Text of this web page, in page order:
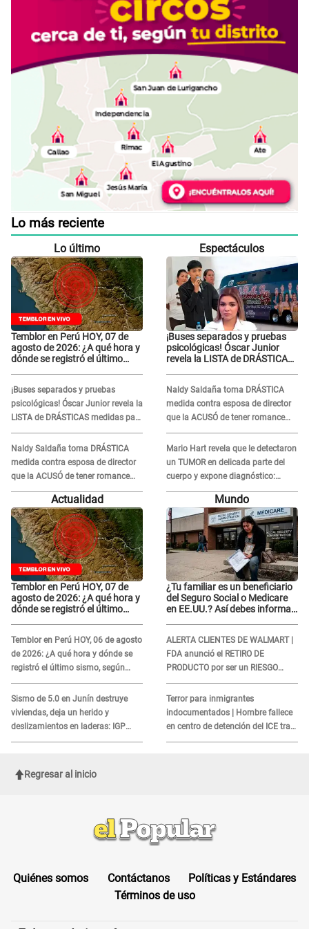
Lo más reciente
Lo último
Temblor en Perú HOY, 07 de
agosto de 2026: ¿A qué hora y
dónde se registró el último
¡Buses separados y pruebas
psicológicas! Óscar Junior revela la
LISTA de DRÁSTICAS medidas para
prevenir acoso en 'La Bella Luz' tras
caso Naldy Saldaña
Naldy Saldaña toma DRÁSTICA
medida contra esposa de director
que la ACUSÓ de tener romance
con él: "Muy triste..."
Espectáculos
¡Buses separados y pruebas
psicológicas! Óscar Junior
revela la LISTA de DRÁSTICAS
Naldy Saldaña
Naldy Saldaña toma DRÁSTICA
medida contra esposa de director
que la ACUSÓ de tener romance
con él: "Muy triste..."
Mario Hart revela que le detectaron
un TUMOR en delicada parte del
cuerpo y expone diagnóstico:
"Dolores muy fuertes..."
Actualidad
Temblor en Perú HOY, 07 de
agosto de 2026: ¿A qué hora y
dónde se registró el último
Temblor en Perú HOY, 06 de agosto
de 2026: ¿A qué hora y dónde se
registró el último sismo, según
IGP?
Sismo de 5.0 en Junín destruye
viviendas, deja un herido y
deslizamientos en laderas: IGP
alerta sobre posibles réplicas
Mundo
¿Tu familiar es un beneficiario
del Seguro Social o Medicare
en EE.UU.? Así debes informar
ALERTA CLIENTES DE WALMART |
FDA anunció el RETIRO DE
PRODUCTO por ser un RIESGO
MORTAL para consumidores: ¿Cuál
es?
Terror para inmigrantes
indocumentados | Hombre fallece
en centro de detención del ICE tras
sufrir una "emergencia médica"
Regresar al inicio
Quiénes somos Contáctanos
Políticas y Estándares
Términos de uso